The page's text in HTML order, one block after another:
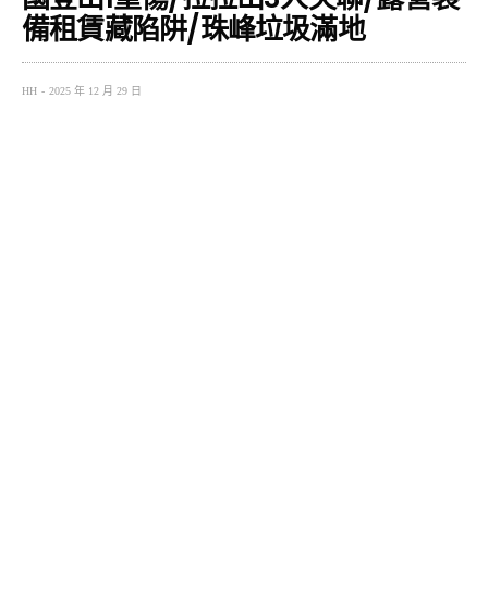
備租賃藏陷阱/珠峰垃圾滿地
HH 2025 年 12 月 29 日